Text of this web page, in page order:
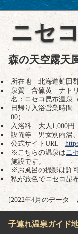
ニセ
森の天空露天
所在地 北海道虻田
泉質 含硫黄―ナトリ
名：ニセコ昆布温泉
日帰り入浴営業時間
00）
入浴料 大人1,000
設備等 男女別内湯
公式サイトURL
※こちらの温泉はニ
施設です。
※お風呂の撮影は許
私が旅色でニセコ昆
[2022年4月のデータ
子連れ温泉ガイド